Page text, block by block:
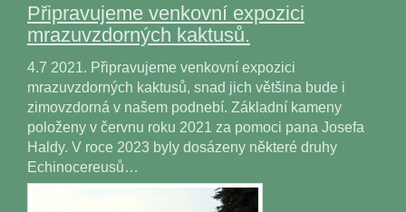
Připravujeme venkovní expozici
mrazuvzdorných kaktusů.
4.7 2021. Připravujeme venkovní expozici
mrazuvzdorných kaktusů, snad jich většina bude i
zimovzdorná v našem podnebí. Základní kameny
položeny v červnu roku 2021 za pomoci pana Josefa
Haldy. V roce 2023 byly dosázeny některé druhy
Echinocereusů…